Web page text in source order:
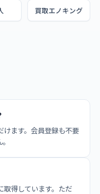
買取エノキング
けます。会員登録も不要
取得しています。ただ